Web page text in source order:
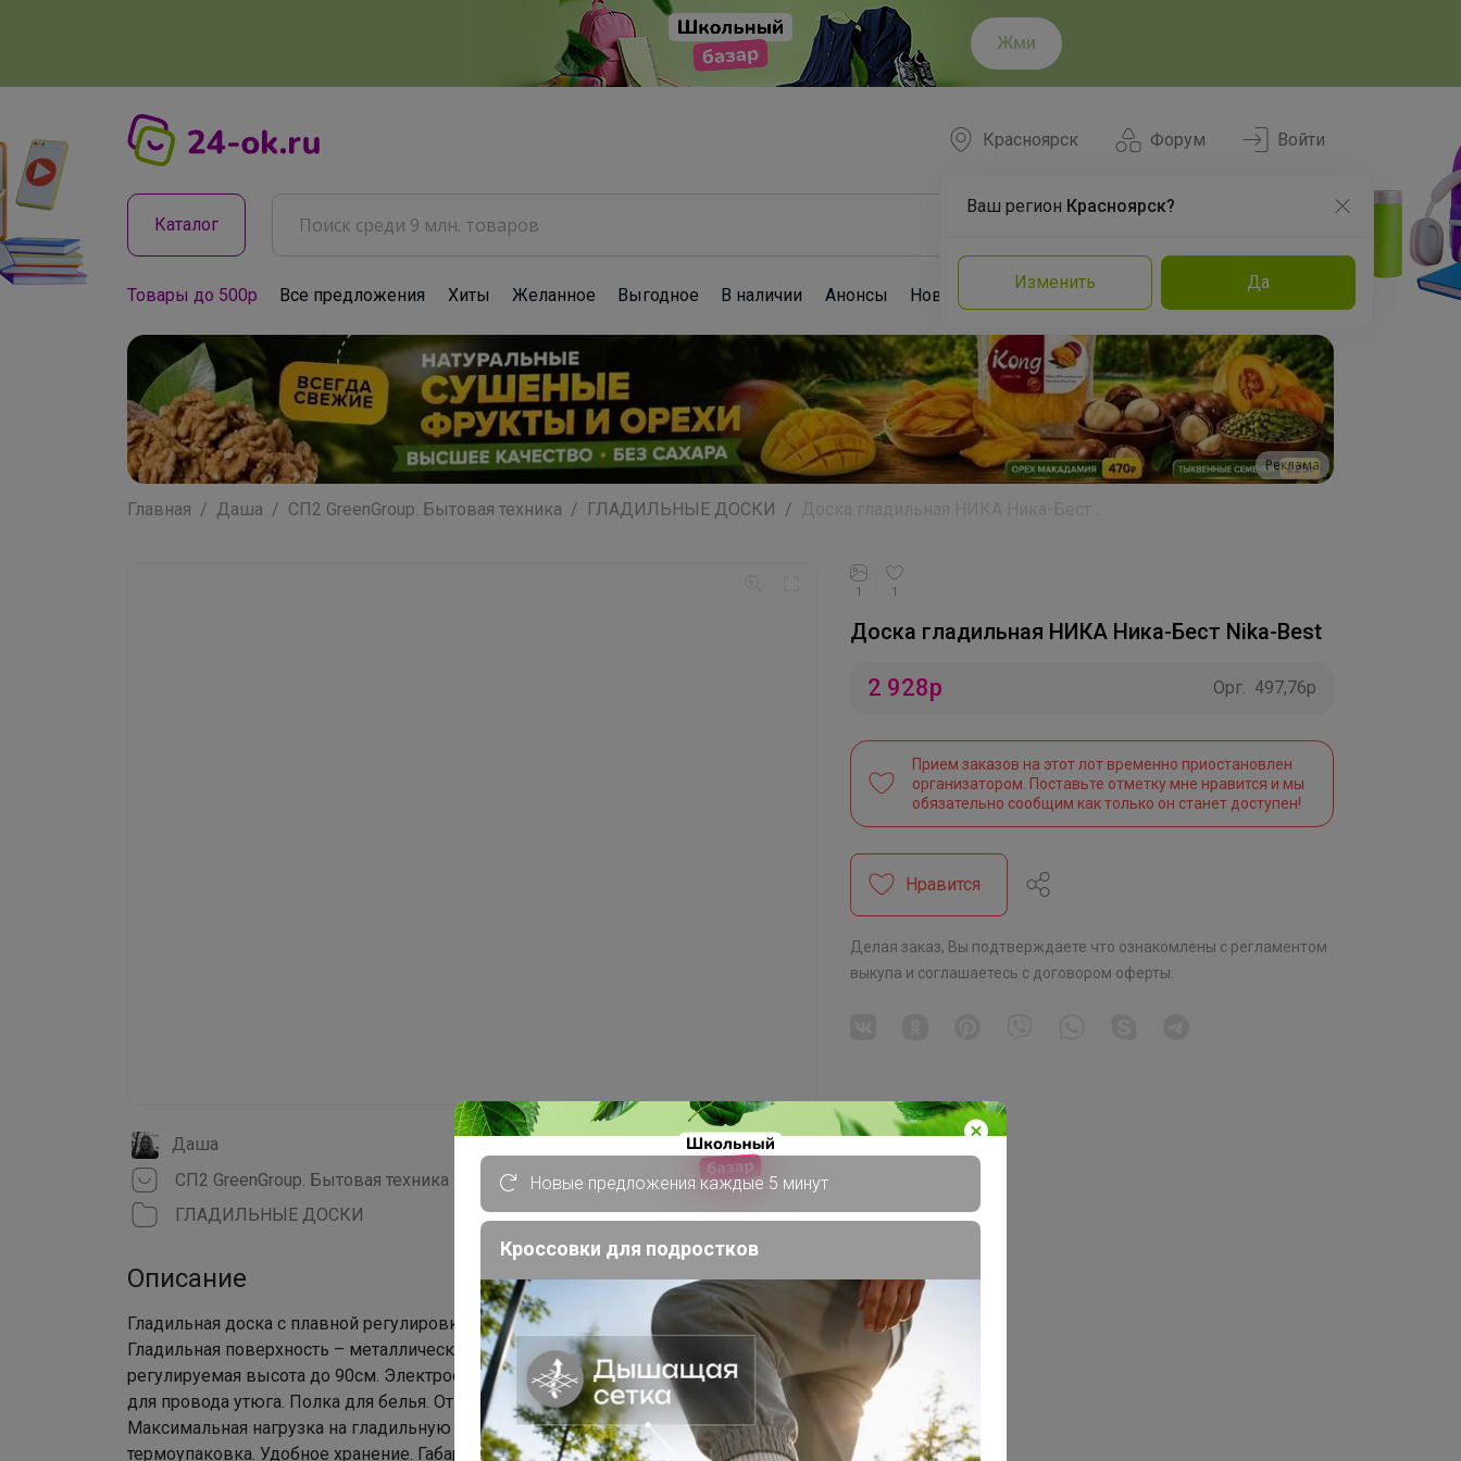
Жми
Форум
Красноярск
Ваш регион Красноярск?
Изменить Да
Войти
Каталог
Товары до 500р Все предложения Хиты Желанное Выгодное В наличии Анонсы Новости Команда Эксперты
Реклама
Главная Даша СП2 GreenGroup. Бытовая техника ГЛАДИЛЬНЫЕ ДОСКИ
Даша
СП2 GreenGroup. Бытовая техника
ГЛАДИЛЬНЫЕ ДОСКИ
Описание
Гладильная доска с плавной регулировкой по высоте и EURO подставкой под утюг.
Гладильная поверхность – металлическая основа. Чехол – хлопок. Плавно
регулируемая высота до 90см. Электросоединитель 1,9 м. Розетка с держателем
для провода утюга. Полка для белья. Откидной держатель для плечиков.
Максимальная нагрузка на гладильную поверхность 25кг. Индивидуальная
термоупаковка. Удобное хранение. Габаритные размеры: гладильная поверхность
1 1
Доска гладильная НИКА Ника-Бест Nika-Best
2 928р Орг. 497,76р
Прием заказов на этот лот временно приостановлен
организатором. Поставьте отметку мне нравится и мы
обязательно сообщим как только он станет доступен!
Нравится
Делая заказ, Вы подтверждаете что ознакомлены с регламентом
выкупа и соглашаетесь с договором оферты
Новые предложения каждые 5 минут
Кроссовки для подростков